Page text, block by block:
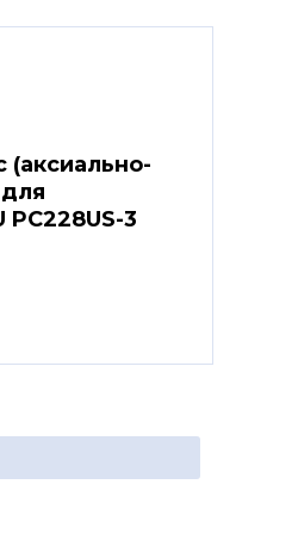
(аксиально-
PC228US-3